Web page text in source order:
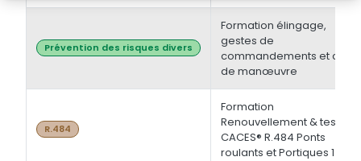
Prévention des risques divers
Formation élingage,
gestes de
commandements et chef
de manœuvre
R.484
Formation
Renouvellement & tests
CACES® R.484 Ponts
roulants et Portiques 1